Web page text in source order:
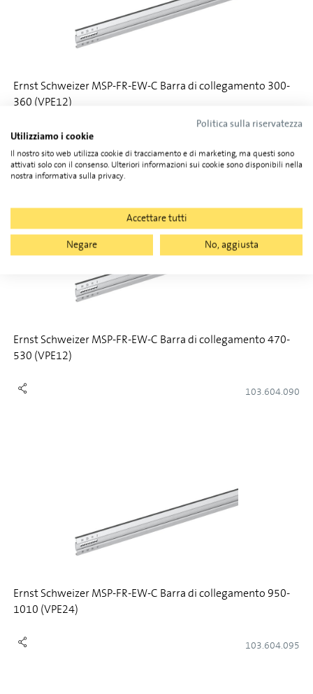
Ernst Schweizer MSP-FR-EW-C Barra di collegamento 300-
360 (VPE12)
Ernst Schweizer MSP-FR-EW-C Barra di collegamento 470-
530 (VPE12)
103.604.090
Ernst Schweizer MSP-FR-EW-C Barra di collegamento 950-
1010 (VPE24)
103.604.095
Politica sulla riservatezza
Utilizziamo i cookie
Il nostro sito web utilizza cookie di tracciamento e di marketing, ma questi sono
attivati solo con il consenso. Ulteriori informazioni sui cookie sono disponibili nella
nostra informativa sulla privacy.
Accettare tutti
Negare
No, aggiusta